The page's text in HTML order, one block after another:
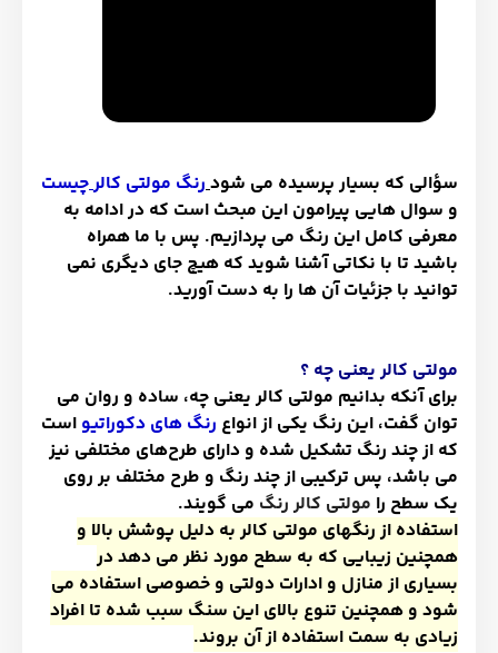
سؤالی که بسیار پرسیده می شود رنگ مولتی کالرچیست
و سوال هایی پیرامون این مبحث است که در ادامه به
معرفی کامل این رنگ می پردازیم. پس با ما همراه
باشید تا با نکاتی آشنا شوید که هیچ جای دیگری نمی
توانید با جزئیات آن ها را به دست آورید.
مولتی کالر یعنی چه ؟
برای آنکه بدانیم مولتی کالر یعنی چه، ساده و روان می
توان گفت، این رنگ یکی از انواع رنگ های دکوراتیو است
که از چند رنگ تشکیل شده و دارای طرحهای مختلفی نیز
می باشد، پس ترکیبی از چند رنگ و طرح مختلف بر روی
یک سطح را مولتی کالر رنگ می گویند.
استفاده از رنگهای مولتی کالر به دلیل پوشش بالا و
همچنین زیبایی که به سطح مورد نظر می دهد در
بسیاری از منازل و ادارات دولتی و خصوصی استفاده می
شود و همچنین تنوع بالای این سنگ سبب شده تا افراد
زیادی به سمت استفاده از آن بروند.